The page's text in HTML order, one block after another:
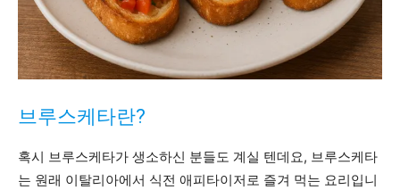
브루스케타란?
혹시 브루스케타가 생소하신 분들도 계실 텐데요, 브루스케타
는 원래 이탈리아에서 식전 애피타이저로 즐겨 먹는 요리입니